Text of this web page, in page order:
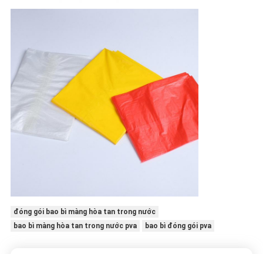
đóng gói bao bì màng hòa tan trong nước
bao bì màng hòa tan trong nước pva
bao bì đóng gói pva